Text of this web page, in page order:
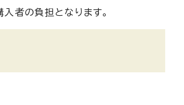
者の負担となります。